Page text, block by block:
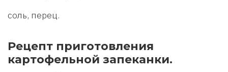
соль, перец.
Рецепт приготовления
картофельной запеканки.